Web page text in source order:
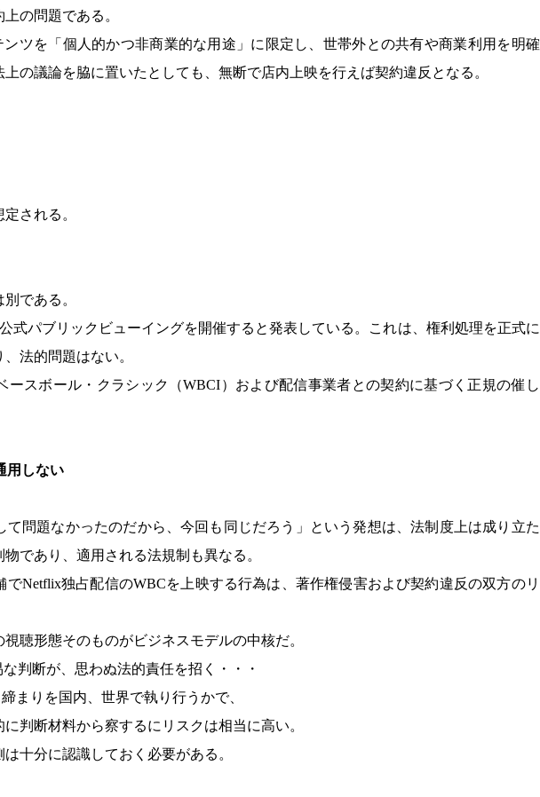
の問題である。
ツを「個人的かつ非商業的な用途」に限定し、世帯外との共有や商業利用を明確
の議論を脇に置いたとしても、無断で店内上映を行えば契約違反となる。
される。
である。
式パブリックビューイングを開催すると発表している。これは、権利処理を正式に
法的問題はない。
ースボール・クラシック（WBCI）および配信事業者との契約に基づく正規の催し
用しない
て問題なかったのだから、今回も同じだろう」という発想は、法制度上は成り立た
であり、適用される法規制も異なる。
Netflix独占配信のWBCを上映する行為は、著作権侵害および契約違反の双方のリ
聴形態そのものがビジネスモデルの中核だ。
判断が、思わぬ法的責任を招く・・・
まりを国内、世界で執り行うかで、
判断材料から察するにリスクは相当に高い。
十分に認識しておく必要がある。